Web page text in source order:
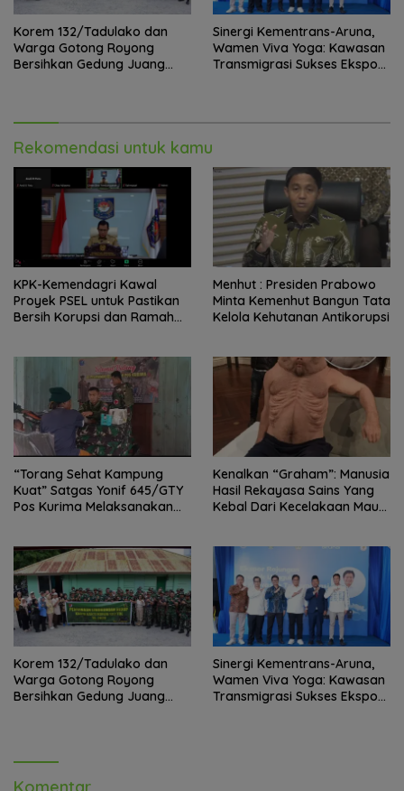
Korem 132/Tadulako dan
Warga Gotong Royong
Bersihkan Gedung Juang
Sinergi Kementrans-Aruna,
Wamen Viva Yoga: Kawasan
Transmigrasi Sukses Ekspor
Rekomendasi untuk kamu
KPK-Kemendagri Kawal
Proyek PSEL untuk Pastikan
Bersih Korupsi dan Ramah
Menhut : Presiden Prabowo
Minta Kemenhut Bangun Tata
Kelola Kehutanan Antikorupsi
“Torang Sehat Kampung
Kuat” Satgas Yonif 645/GTY
Pos Kurima Melaksanakan
Kenalkan “Graham”: Manusia
Hasil Rekayasa Sains Yang
Kebal Dari Kecelakaan Maut
Korem 132/Tadulako dan
Warga Gotong Royong
Bersihkan Gedung Juang
Sinergi Kementrans-Aruna,
Wamen Viva Yoga: Kawasan
Transmigrasi Sukses Ekspor
Komentar